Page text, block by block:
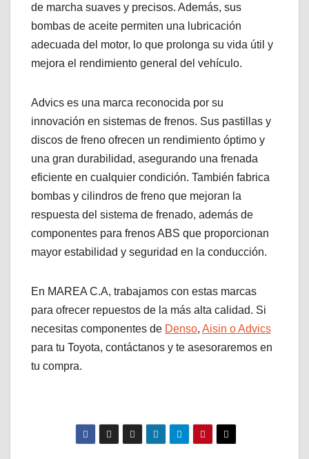
de marcha suaves y precisos. Además, sus
bombas de aceite permiten una lubricación
adecuada del motor, lo que prolonga su vida útil y
mejora el rendimiento general del vehículo.
Advics es una marca reconocida por su
innovación en sistemas de frenos. Sus pastillas y
discos de freno ofrecen un rendimiento óptimo y
una gran durabilidad, asegurando una frenada
eficiente en cualquier condición. También fabrica
bombas y cilindros de freno que mejoran la
respuesta del sistema de frenado, además de
componentes para frenos ABS que proporcionan
mayor estabilidad y seguridad en la conducción.
En MAREA C.A, trabajamos con estas marcas
para ofrecer repuestos de la más alta calidad. Si
necesitas componentes de Denso, Aisin o Advics
para tu Toyota, contáctanos y te asesoraremos en
tu compra.